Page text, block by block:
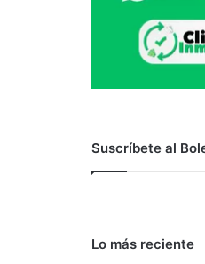
Suscríbete al
Lo más reciente